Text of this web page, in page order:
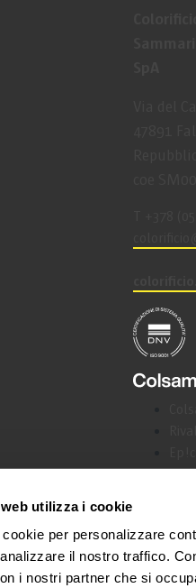
utilizza i cookie
per personalizzare
il nostro traffico.
i nostri partner che si